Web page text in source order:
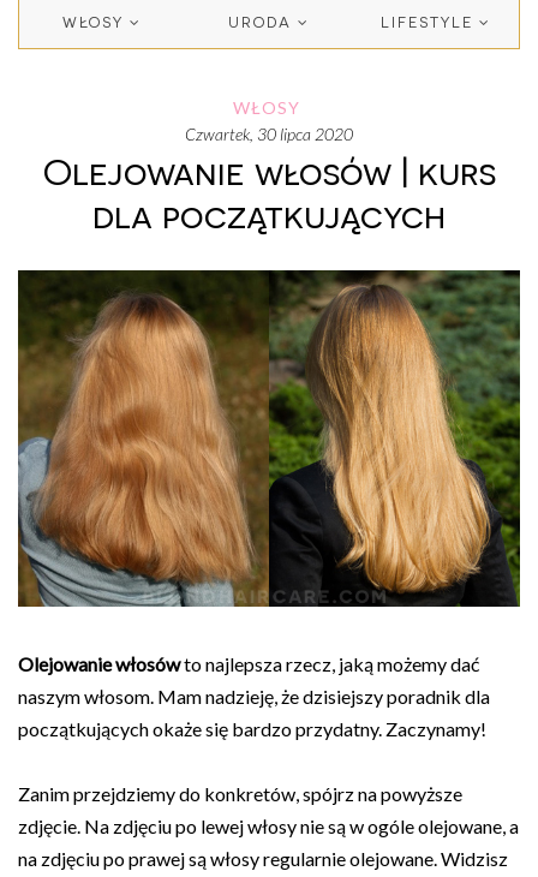
WŁOSY URODA LIFESTYLE
WŁOSY
czwartek, 30 lipca 2020
Olejowanie włosów | kurs
dla początkujących
Olejowanie włosówto najlepsza rzecz, jaką możemy dać
naszym włosom. Mam nadzieję, że dzisiejszy poradnik dla
początkujących okaże się bardzo przydatny. Zaczynamy!
Zanim przejdziemy do konkretów, spójrz na powyższe
zdjęcie. Na zdjęciu po lewej włosy nie są w ogóle olejowane, a
na zdjęciu po prawej są włosy regularnie olejowane. Widzisz